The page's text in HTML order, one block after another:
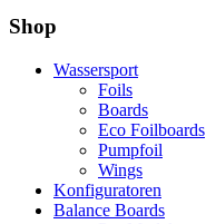
Shop
Wassersport
Foils
Boards
Eco Foilboards
Pumpfoil
Wings
Konfiguratoren
Balance Boards